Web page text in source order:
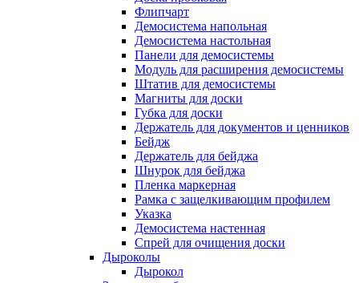
Флипчарт
Демосистема напольная
Демосистема настольная
Панели для демосистемы
Модуль для расширения демосистемы
Штатив для демосистемы
Магниты для доски
Губка для доски
Держатель для документов и ценников
Бейдж
Держатель для бейджа
Шнурок для бейджа
Пленка маркерная
Рамка с защелкивающим профилем
Указка
Демосистема настенная
Спрей для очищения доски
Дыроколы
Дырокол